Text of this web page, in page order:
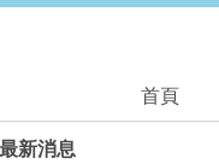
首頁
最新消息